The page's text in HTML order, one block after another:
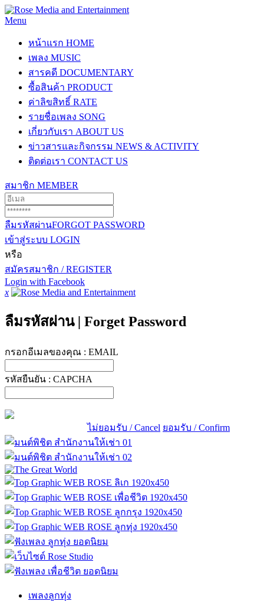
Menu
หน้าแรก HOME
เพลง MUSIC
สารคดี DOCUMENTARY
ซื้อสินค้า PRODUCT
ค่าลิขสิทธิ์ RATE
รายชื่อเพลง SONG
เกี่ยวกับเรา ABOUT US
ข่าวสารและกิจกรรม NEWS & ACTIVITY
ติดต่อเรา CONTACT US
สมาชิก MEMBER
ลืมรหัสผ่านFORGOT PASSWORD
เข้าสู่ระบบ LOGIN
หรือ
สมัครสมาชิก / REGISTER
Login with Facebook
x
ลืมรหัสผ่าน | Forget Password
กรอกอีเมลของคุณ : EMAIL
รหัสยืนยัน : CAPCHA
ไม่ยอมรับ / Cancel ยอมรับ / Confirm
เพลงลูกทุ่ง